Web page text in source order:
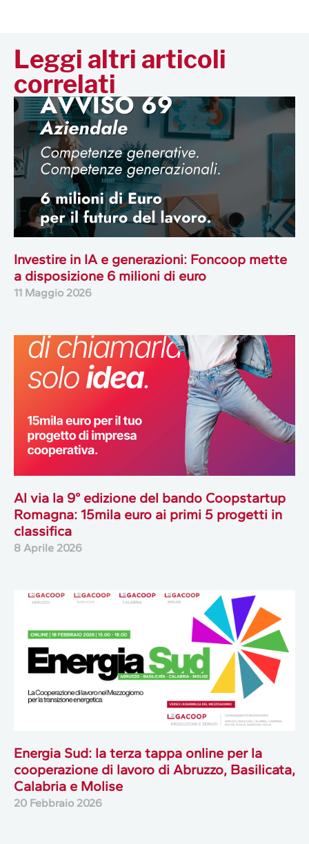
Leggi altri articoli
correlati
Investire in IA e generazioni: Foncoop mette
a disposizione 6 milioni di euro
11 Maggio 2026
Al via la 9° edizione del bando Coopstartup
Romagna: 15mila euro ai primi 5 progetti in
classifica
8 Aprile 2026
Energia Sud: la terza tappa online per la
cooperazione di lavoro di Abruzzo, Basilicata,
Calabria e Molise
20 Febbraio 2026